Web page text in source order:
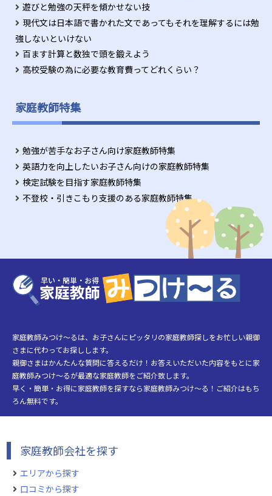
遊びと勉強の天秤を傾かせない技
現代文は日本語で書かれた文であってもそれを理解するには勉
強しないといけない
百ます計算と数独で頭を鍛えよう
高校受験の為に必要な教育費ってどれくらい？
家庭教師特集
勉強が苦手なお子さん向け家庭教師特集
英語力を向上したいお子さん向けの家庭教師特集
検定試験を目指す家庭教師特集
不登校・引きこもり支援のある家庭教師特集
家庭教師みつけ～るは、お子さんにピッタリの家庭教師探しをお忙しい親御
さまに代わってお探しします。
親御さまはかんたんな質問に答えるだけ！お答えいただいた内容をもとに家
庭教師みつけ～るが最適な家庭教師をご紹介致します。
早く・簡単・お得に家庭教師を探すなら家庭教師みつけ～る！ご紹介はもち
ろん無料です。
家庭教師会社を探す
エリアから探す
口コミから探す